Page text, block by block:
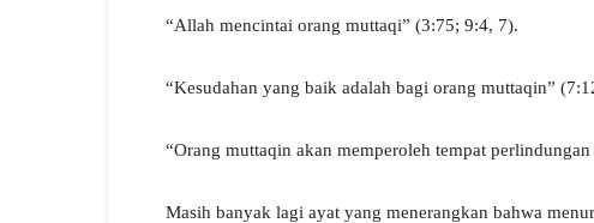
“Allah mencintai orang muttaqi” (3:75; 9:4, 7).
“Kesudahan yang baik adalah bagi orang muttaqin”
“Orang muttaqin akan memperoleh tempat
Masih banyak lagi ayat yang menerangkan bahwa